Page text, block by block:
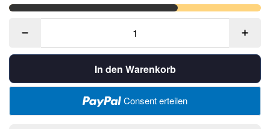
In den Warenkorb
Consent erteilen